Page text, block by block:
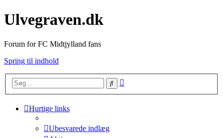
Ulvegraven.dk
Forum for FC Midtjylland fans
Spring til indhold
Søg
Hurtige links
Ubesvarede indlæg